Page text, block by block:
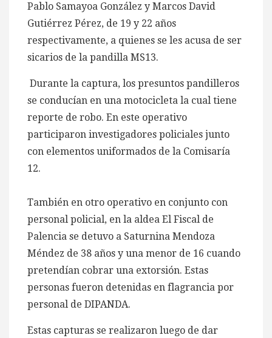
Pablo Samayoa González y Marcos David
Gutiérrez Pérez, de 19 y 22 años
respectivamente, a quienes se les acusa de ser
sicarios de la pandilla MS13.
Durante la captura, los presuntos pandilleros
se conducían en una motocicleta la cual tiene
reporte de robo. En este operativo
participaron investigadores policiales junto
con elementos uniformados de la Comisaría
12.
También en otro operativo en conjunto con
personal policial, en la aldea El Fiscal de
Palencia se detuvo a Saturnina Mendoza
Méndez de 38 años y una menor de 16 cuando
pretendían cobrar una extorsión. Estas
personas fueron detenidas en flagrancia por
personal de DIPANDA.
Estas capturas se realizaron luego de dar